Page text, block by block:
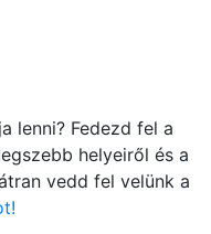
lenni? Fedezd fel a
helyeiről és a
vedd fel velünk a